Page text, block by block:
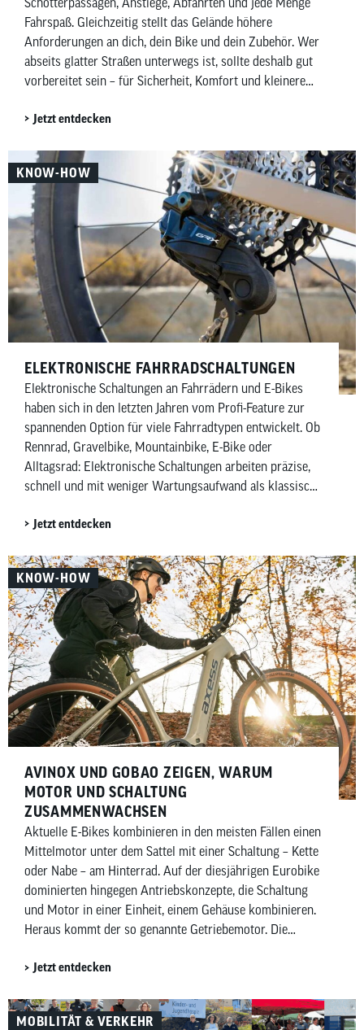
Fahrspaß. Gleichzeitig stellt das Gelände höhere
Anforderungen an dich, dein Bike und dein Zubehör. Wer
abseits glatter Straßen unterwegs ist, sollte deshalb gut
vorbereitet sein – für Sicherheit, Komfort und kleinere
welches Mountainbike-Zubehör wirklich sinnvoll ist –
Bike sowie Wartung und Pflege.
Jetzt entdecken
KNOW-HOW
ELEKTRONISCHE FAHRRADSCHALTUNGEN
Elektronische Schaltungen an Fahrrädern und E-Bikes
haben sich in den letzten Jahren vom Profi-Feature zur
spannenden Option für viele Fahrradtypen entwickelt. Ob
Rennrad, Gravelbike, Mountainbike, E-Bike oder
Alltagsrad: Elektronische Schaltungen arbeiten präzise,
schnell und mit weniger Wartungsaufwand als klassische
(Digital Integrated Intelligence) und SRAM mit AXS
unterschiedlichen Ansätzen. Während Shimano
elektronische Ketten- und Nabenschaltungen anbietet,
konzentriert sich SRAM vor allem auf kabellose
elektronische Kettenschaltungen. In diesem Artikel
zeigen wir dir, welche elektronischen Schaltungen es von
Shimano und SRAM gibt, wofür und für wen sie sich
eignen und worin sich die beiden Hersteller
unterscheiden.
Jetzt entdecken
KNOW-HOW
AVINOX UND GOBAO ZEIGEN, WARUM
MOTOR UND SCHALTUNG
ZUSAMMENWACHSEN
Aktuelle E-Bikes kombinieren in den meisten Fällen einen
Mittelmotor unter dem Sattel mit einer Schaltung – Kette
oder Nabe – am Hinterrad. Auf der diesjährigen Eurobike
dominierten hingegen Antriebskonzepte, die Schaltung
und Motor in einer Einheit, einem Gehäuse kombinieren.
Heraus kommt der so genannte Getriebemotor. Die
Getriebemotoren vorgestellt, die etablierte Anbieter wie
wollen.
Jetzt entdecken
MOBILITÄT & VERKEHR